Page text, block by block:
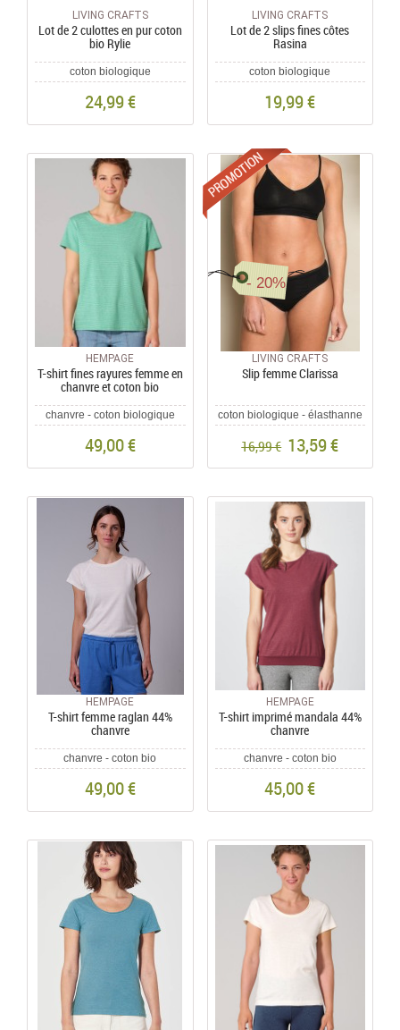
LIVING CRAFTS
Lot de 2 culottes en pur coton
bio Rylie
coton biologique
24,99 €
LIVING CRAFTS
Lot de 2 slips fines côtes
Rasina
coton biologique
19,99 €
HEMPAGE
T-shirt fines rayures femme en
chanvre et coton bio
chanvre - coton biologique
49,00 €
Promotions
- 20%
LIVING CRAFTS
Slip femme Clarissa
coton biologique - élasthanne
16,99 € 13,59 €
HEMPAGE
T-shirt femme raglan 44%
chanvre
chanvre - coton bio
49,00 €
HEMPAGE
T-shirt imprimé mandala 44%
chanvre
chanvre - coton bio
45,00 €